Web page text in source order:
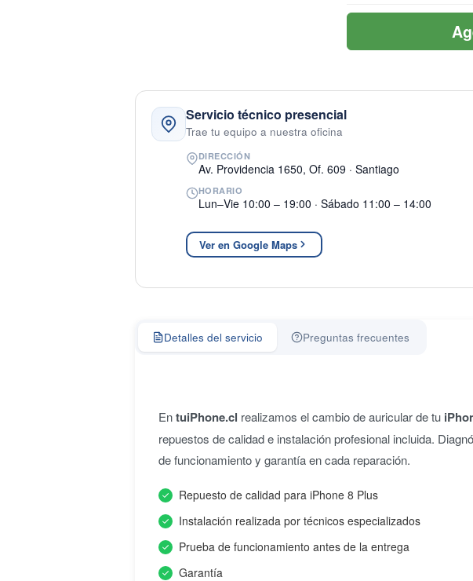
Servicio técnico presencial
Trae tu equipo a nuestra oficina
DIRECCIÓN
Av. Providencia 1650, Of. 609 · Santiago
HORARIO
Lun–Vie 10:00 – 19:00 · Sábado 11:00 – 14:00
Ver en Google Maps
Detalles del servicio Preguntas frecuentes
EntuiPhone.cl realizamos el cambio de auricular de tu
repuestos de calidad e instalación profesional incluida.
de funcionamiento y garantía en cada reparación.
Repuesto de calidad para iPhone 8 Plus
Instalación realizada por técnicos especializados
Prueba de funcionamiento antes de la entrega
Garantía